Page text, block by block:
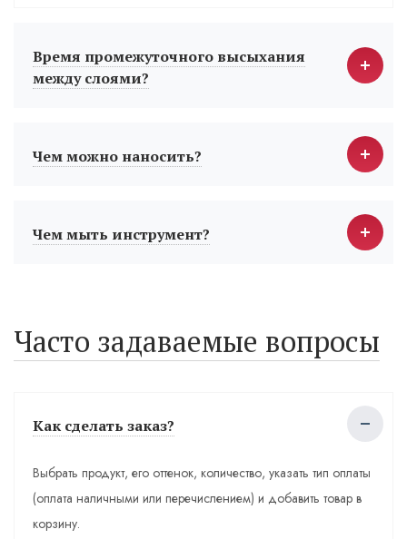
Время промежуточного высыхания
между слоями?
Чем можно наносить?
Чем мыть инструмент?
Часто задаваемые вопросы
Как сделать заказ?
Выбрать продукт, его оттенок, количество, указать тип оплаты
(оплата наличными или перечислением) и добавить товар в
корзину.